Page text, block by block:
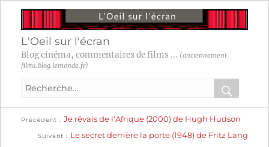
L'Oeil sur l'écran
Blog cinéma, commentaires de films ... (anciennement
films.blog.lemonde.fr)
Recherche
:
OK
Navigation
Précédent
précédente :
Je rêvais de l’Afrique (2000) de Hugh Hudson
Suivant
suivante :
Le secret derrière la porte (1948) de Fritz Lang